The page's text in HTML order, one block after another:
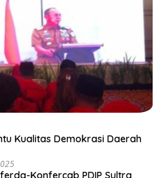
Kualitas Demokrasi Daerah
Konfercab PDIP Sultra